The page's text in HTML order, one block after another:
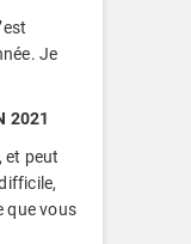
Je
2021
et peut
que vous